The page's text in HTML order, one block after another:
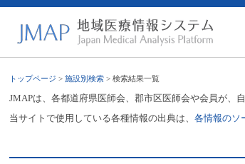
トップページ >施設別検索 > 検索結果一覧
JMAPは、各都道府県医師会、郡市区医師会や会員が、
当サイトで使用している各種情報の出典は、各情報のソ